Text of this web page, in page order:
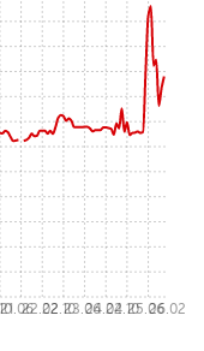
21.0622.0222.1023.0624.0224.1025.0626.02